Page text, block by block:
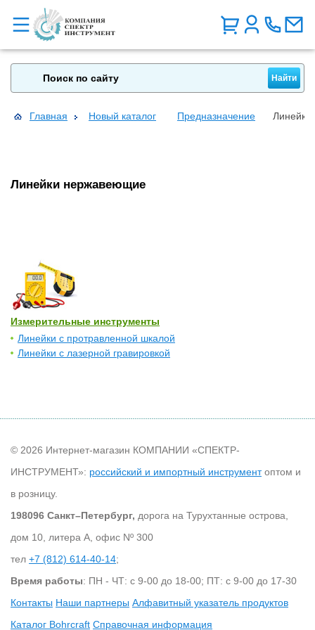
Главная Новый каталог Предназначение
Линейки нержавеющие
Измерительные инструменты
Линейки с протравленной шкалой
Линейки с лазерной гравировкой
© 2026 Интернет-магазин КОМПАНИИ «СПЕКТР-
ИНСТРУМЕНТ»: российский и импортный инструментоптом и
в розницу.
198096 Санкт–Петербург, дорога на Турухтанные острова,
дом 10, литера А, офис Nº 300
тел +7 (812) 614-40-14;
Время работы: ПН - ЧТ: с 9-00 до 18-00; ПТ: с 9-00 до 17-30
Контакты Наши партнеры Алфавитный указатель продуктов
Каталог Bohrcraft Справочная информация